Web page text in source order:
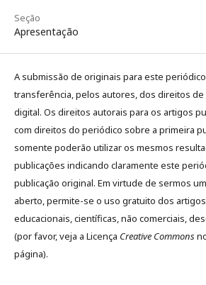
Seção
Apresentação
A submissão de originais para este
transferência, pelos autores, dos direitos de
digital. Os direitos autorais para os artigos
com direitos do periódico sobre a primeira
somente poderão utilizar os mesmos
publicações indicando claramente este
publicação original. Em virtude de sermos
aberto, permite-se o uso gratuito dos
educacionais, científicas, não comerciais,
(por favor, veja a Licença Creative Commons
página).